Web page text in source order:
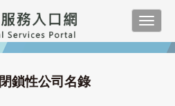
閉鎖性公司名錄